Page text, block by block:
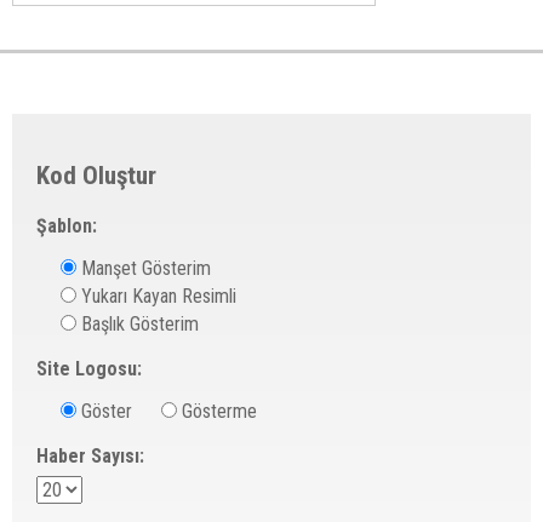
Kod Oluştur
Şablon:
Manşet Gösterim
Yukarı Kayan Resimli
Başlık Gösterim
Site Logosu:
Göster
Gösterme
Haber Sayısı: